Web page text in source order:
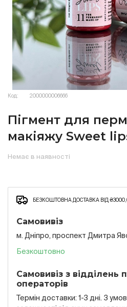
Код: 2000000006666
Пігмент для
макіяжу Sweet
Немає в наявності
БЕЗКОШТОВНА ДОСТАВКА ВІД
Самовивіз
м. Дніпро, проспект Дмитра
Безкоштовно
Самовивіз з відділень
операторів
Термін доставки: 1-3 дні. З